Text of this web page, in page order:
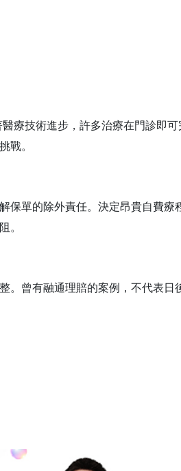
療技術進步，許多治療在門診即
戰。
保單的除外責任。決定昂貴自費療
。
。曾有融通理賠的案例，不代表日